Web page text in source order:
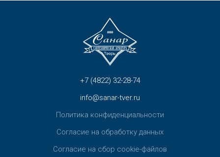
+7 (4822) 32-28-74
info@sanar-tver.ru
Политика конфиденциальности
Согласие на обработку данных
Согласие на сбор cookie-файлов